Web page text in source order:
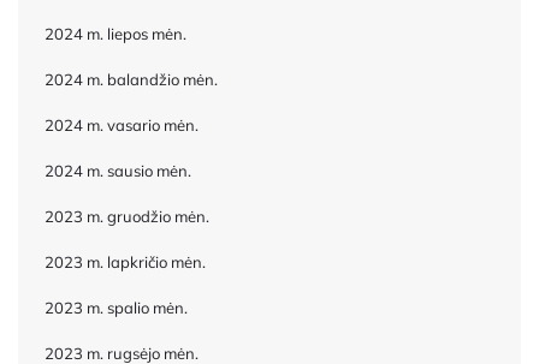
2024 m. liepos mėn.
2024 m. balandžio mėn.
2024 m. vasario mėn.
2024 m. sausio mėn.
2023 m. gruodžio mėn.
2023 m. lapkričio mėn.
2023 m. spalio mėn.
2023 m. rugsėjo mėn.